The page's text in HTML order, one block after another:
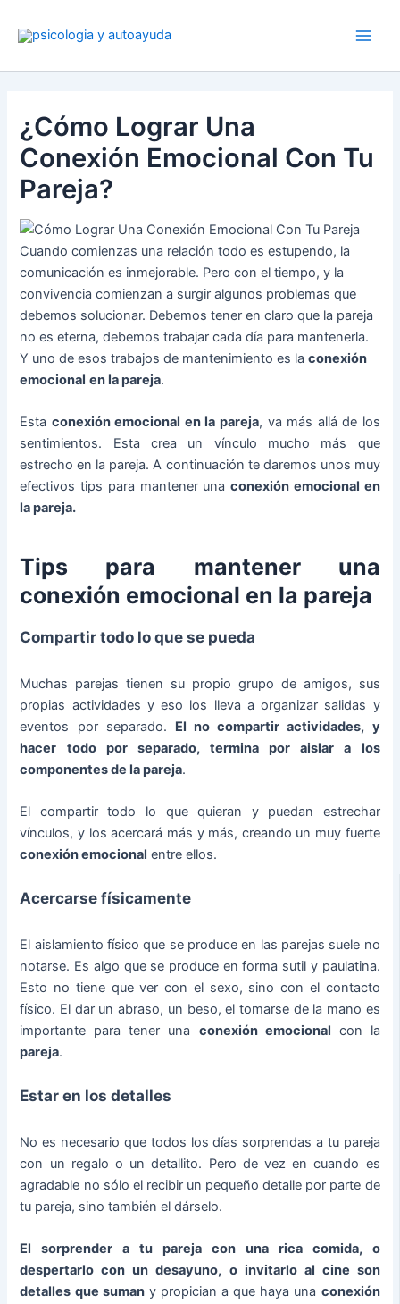
¿Cómo Lograr Una
Conexión Emocional Con Tu
Pareja?
Cuando comienzas una relación todo es estupendo, la
comunicación es inmejorable. Pero con el tiempo, y la
convivencia comienzan a surgir algunos problemas que
debemos solucionar. Debemos tener en claro que la pareja
no es eterna, debemos trabajar cada día para mantenerla.
Y uno de esos trabajos de mantenimiento es laconexión
emocional en la pareja.
Esta conexión emocional en la pareja, va más allá de los
sentimientos. Esta crea un vínculo mucho más que
estrecho en la pareja. A continuación te daremos unos muy
efectivos tips para mantener unaconexión emocional en
la pareja.
Tips para mantener una
conexión emocional en la pareja
Compartir todo lo que se pueda
Muchas parejas tienen su propio grupo de amigos, sus
propias actividades y eso los lleva a organizar salidas y
eventos por separado. El no compartir actividades, y
hacer todo por separado, termina por aislar a los
componentes de la pareja.
El compartir todo lo que quieran y puedan estrechar
vínculos, y los acercará más y más, creando un muy fuerte
conexión emocional entre ellos.
Acercarse físicamente
El aislamiento físico que se produce en las parejas suele no
notarse. Es algo que se produce en forma sutil y paulatina.
Esto no tiene que ver con el sexo, sino con el contacto
físico. El dar un abraso, un beso, el tomarse de la mano es
importante para tener una conexión emocional con la
pareja.
Estar en los detalles
No es necesario que todos los días sorprendas a tu pareja
con un regalo o un detallito. Pero de vez en cuando es
agradable no sólo el recibir un pequeño detalle por parte de
tu pareja, sino también el dárselo.
El sorprender a tu pareja con una rica comida, o
despertarlo con un desayuno, o invitarlo al cine son
detalles que sumany propician a que haya una conexión